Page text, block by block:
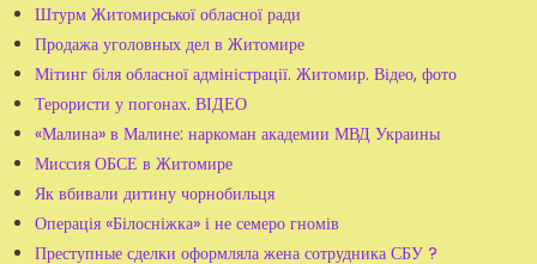
Штурм Житомирської обласної ради
Продажа уголовных дел в Житомире
Мітинг біля обласної адміністрації. Житомир. Відео, фото
Терористи у погонах. ВІДЕО
«Малина» в Малине: наркоман академии МВД Украины
Миссия ОБСЕ в Житомире
Як вбивали дитину чорнобильця
Операція «Білосніжка» і не семеро гномів
Преступные сделки оформляла жена сотрудника СБУ ?